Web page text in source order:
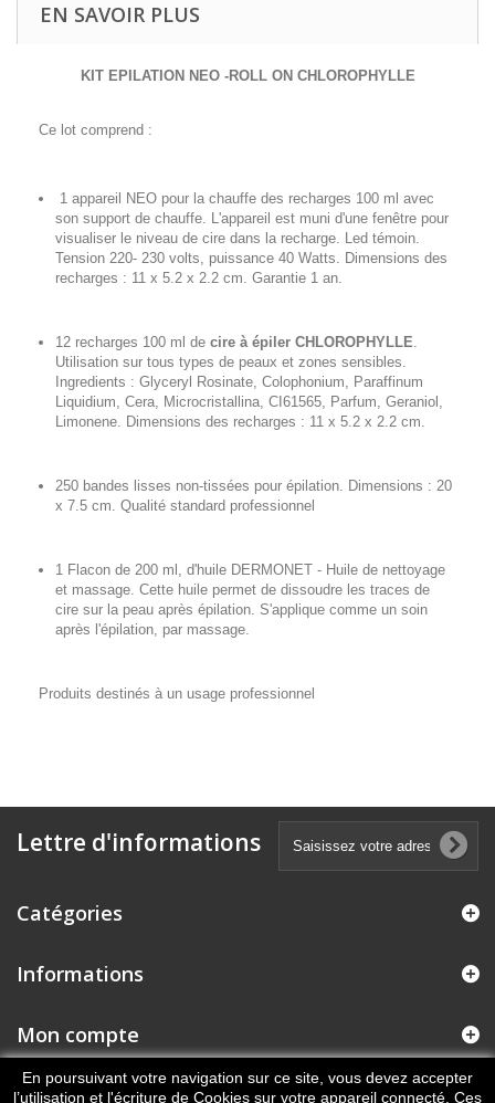
EN SAVOIR PLUS
KIT EPILATION NEO -ROLL ON CHLOROPHYLLE
Ce lot comprend :
1 appareil NEO pour la chauffe des recharges 100 ml avec
son support de chauffe. L'appareil est muni d'une fenêtre pour
visualiser le niveau de cire dans la recharge. Led témoin.
Tension 220- 230 volts, puissance 40 Watts. Dimensions des
recharges : 11 x 5.2 x 2.2 cm. Garantie 1 an.
12 recharges 100 ml de cire à épiler CHLOROPHYLLE.
Utilisation sur tous types de peaux et zones sensibles.
Ingredients : Glyceryl Rosinate, Colophonium, Paraffinum
Liquidium, Cera, Microcristallina, CI61565, Parfum, Geraniol,
Limonene. Dimensions des recharges : 11 x 5.2 x 2.2 cm.
250 bandes lisses non-tissées pour épilation. Dimensions : 20
x 7.5 cm. Qualité standard professionnel
1 Flacon de 200 ml, d'huile DERMONET - Huile de nettoyage
et massage. Cette huile permet de dissoudre les traces de
cire sur la peau après épilation. S'applique comme un soin
après l'épilation, par massage.
Produits destinés à un usage professionnel
Lettre d'informations
Catégories
Informations
Mon compte
Informations sur votre boutique
En poursuivant votre navigation sur ce site, vous devez accepter
l’utilisation et l'écriture de Cookies sur votre appareil connecté. Ces